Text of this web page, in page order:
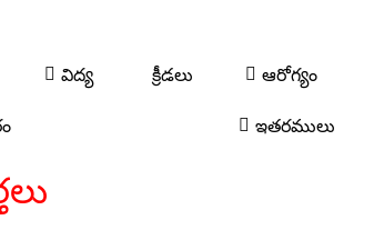
విద్య క్రీడలు ఆరోగ్యం
ఇతరములు